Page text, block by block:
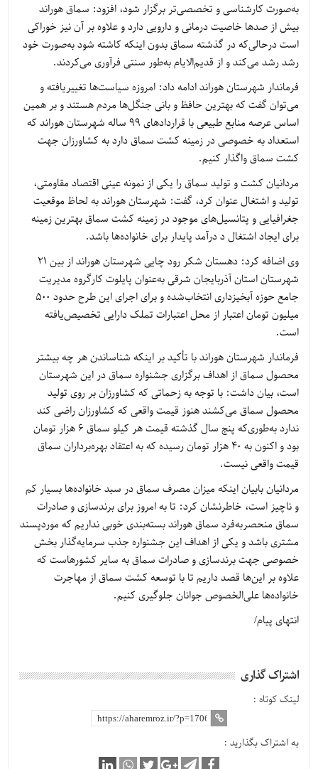
به‌صورت کارشناسی و تخصصی‌تر برگزار شود، افزود: سماق هوراند
بیش از صدها خاصیت درمانی و دارویی دارد و علاوه بر آن نیز خوراکی
است درحالی‌که در گذشته سماق بدون اینکه کاشته شود به‌صورت خود
رشد رشد می‌کند و از قدیم‌الایام به‌طور سنتی فرآوری می‌کردند.
فرماندار شهرستان هوراند ادامه داد: امروزه سیاست‌ها تغییریافته و
می‌توان گفت که بهترین حافظ و بانی جنگل‌ها مردم هستند و بر همین
اساس عرصه منابع طبیعی با قراردادهای 99 ساله شهرستان هوراند که
استعداد به خصوصی در زمینه کشت سماق دارد به کشاورزان جهت
کشت سماق واگذار کنیم.
مردانیان کشت و تولید سماق را یکی از نمونه عینی اقتصاد مقاومتی،
تولید و اشتغال عنوان کرد، گفت: شهرستان هوراند به لحاظ موقعیت
جغرافیایی و پتانسیل‌های موجود در زمینه کشت سماق بهترین زمینه
برای ایجاد اشتغال د درآمد پایدار برای خانواده‌ها باشد.
وی اضافه کرد: دهستان شکر رود چایی شهرستان هوراند از بین 21
شهرستان استان آذربایجان شرقی به‌عنوان پایلوت کارگروه مدیریت
جامع حوزه آبخیزداری انتخاب‌شده و برای اجرای این طرح حدود 500
میلیون تومان اعتبار از محل اعتبارات تملک دارایی تخصیص‌یافته
است.
فرماندار شهرستان هوراند با تأکید بر اینکه شناساندن هر چه بیشتر
محصول سماق از اهداف برگزاری جشنواره سماق در این شهرستان
است، بیان داشت: با توجه به زحماتی که کشاورزان بر روی تولید
محصول سماق می‌کشند هنوز قیمت واقعی که کشاورزان راضی کند
ندارد به‌طوری‌که پنج سال گذشته قیمت هر کیلو سماق 6 هزار تومان
بود و اکنون به 40 هزار تومان رسیده که به اعتقاد بهره‌برداران سماق
قیمت واقعی نیست.
مردانیان بابیان اینکه میزان مصرف سماق در سبد خانواده‌ها بسیار کم
و ناچیز است، خاطرنشان کرد: تا به امروز برای برندسازی و صادرات
سماق منحصربه‌فرد سماق هوراند بسته‌بندی خوبی نداریم که موردپسند
مشتری باشد و یکی از اهداف این جشنواره جذب سرمایه‌گذار بخش
خصوصی جهت برندسازی و صادرات سماق به سایر کشورهاست که
علاوه بر این‌ها قصد داریم تا با توسعه کشت سماق از مهاجرت
خانواده‌ها علی‌الخصوص جوانان جلوگیری کنیم.
انتهای پیام/
اشتراک گذاری
لینک کوتاه :
به اشتراک بگذارید :